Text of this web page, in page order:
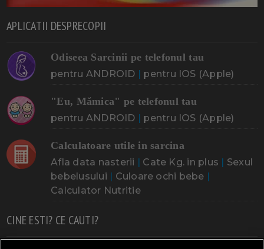
APLICATII DESPRECOPII
Odiseea Sarcinii pe telefonul tau
pentru ANDROID | pentru IOS (Apple)
"Eu, Mămica" pe telefonul tau
pentru ANDROID | pentru IOS (Apple)
Calculatoare utile in sarcina
Afla data nasterii | Cate Kg. in plus | Sexul
bebelusului | Culoare ochi bebe |
Calculator Nutritie
CINE ESTI? CE CAUTI?